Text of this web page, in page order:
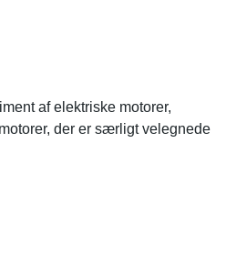
af elektriske motorer,
der er særligt velegnede